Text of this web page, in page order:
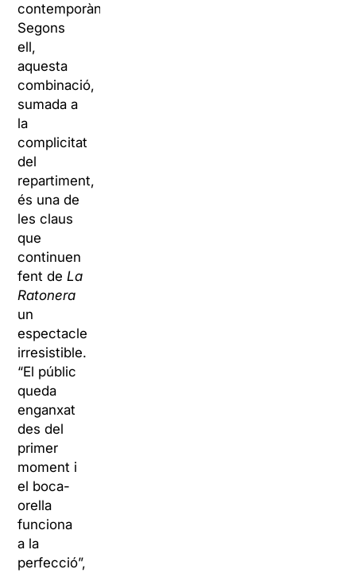
contemporània.
Segons
ell,
aquesta
combinació,
sumada a
la
complicitat
del
repartiment,
és una de
les claus
que
continuen
fent deLa
Ratonera
un
espectacle
irresistible.
“El públic
queda
enganxat
des del
primer
moment i
el boca-
orella
funciona
a la
perfecció”,